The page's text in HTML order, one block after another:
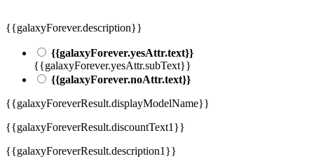
{{galaxyForever.description}}
{{galaxyForever.yesAttr.text}}
{{galaxyForever.yesAttr.subText}}
{{galaxyForever.noAttr.text}}
{{galaxyForeverResult.displayModelName}}
{{galaxyForeverResult.discountText1}}
{{galaxyForeverResult.description1}}